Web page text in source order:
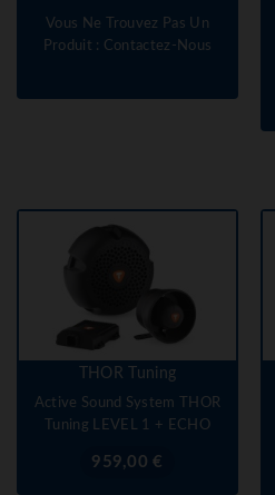
Vous Ne Trouvez Pas Un
Produit : Contactez-Nous
THOR Tuning
Active Sound System THOR
Tuning LEVEL 1 + ECHO
Prix
959,00 €